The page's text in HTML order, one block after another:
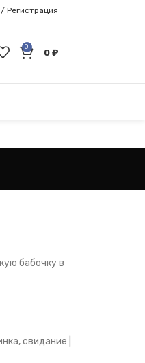
Регистрация
0
0 ₽
бабочку в
свидание |